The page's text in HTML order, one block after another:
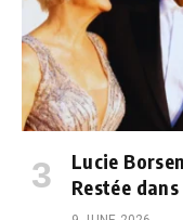
Lucie
Restée dans